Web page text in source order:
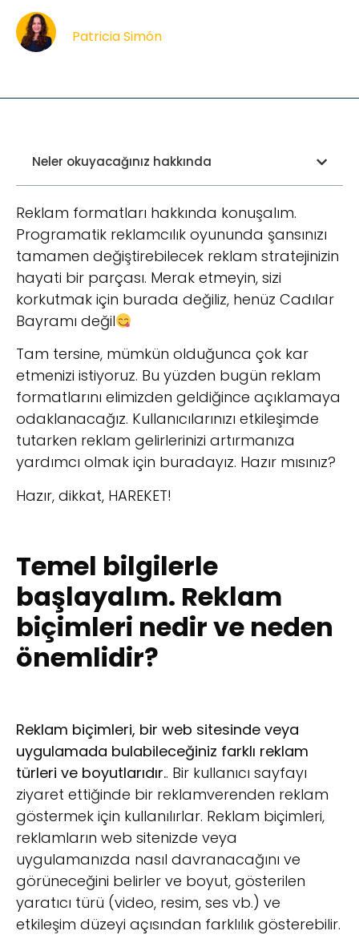
Patricia Simón
Neler okuyacağınız hakkında
Reklam formatları hakkında konuşalım.
Programatik reklamcılık oyununda şansınızı
tamamen değiştirebilecek reklam stratejinizin
hayati bir parçası. Merak etmeyin, sizi
korkutmak için burada değiliz, henüz Cadılar
Bayramı değil
Tam tersine, mümkün olduğunca çok kar
etmenizi istiyoruz. Bu yüzden bugün reklam
formatlarını elimizden geldiğince açıklamaya
odaklanacağız. Kullanıcılarınızı etkileşimde
tutarken reklam gelirlerinizi artırmanıza
yardımcı olmak için buradayız. Hazır mısınız?
Hazır, dikkat, HAREKET!
Temel bilgilerle
başlayalım. Reklam
biçimleri nedir ve neden
önemlidir?
Reklam biçimleri, bir web sitesinde veya
uygulamada bulabileceğiniz farklı reklam
türleri ve boyutlarıdır.. Bir kullanıcı sayfayı
ziyaret ettiğinde bir reklamverenden reklam
göstermek için kullanılırlar. Reklam biçimleri,
reklamların web sitenizde veya
uygulamanızda nasıl davranacağını ve
görüneceğini belirler ve boyut, gösterilen
yaratıcı türü (video, resim, ses vb.) ve
etkileşim düzeyi açısından farklılık gösterebilir.